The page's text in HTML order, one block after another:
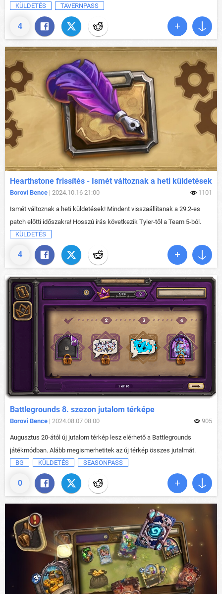
4
KÜLDETÉS TAVERNPASS
4
Hearthstone frissítés - Ismét változnak a heti küldetések
Borovi Bence | 2024.10.16 21:00 1101
Ismét változnak a heti küldetések! Mindent visszaállítanak a 29.2-es
patch előtti időszakra! Hosszú írás következik Tyler-től a Team 5-ból.
KÜLDETÉS
0
Battlegrounds 8. szezon jutalom térképe
Borovi Bence | 2024.08.07 08:00 905
Augusztus 20-ától új jutalom térkép lesz elérhető a Battlegrounds
játékmódban. Alább megismerhetitek az új térkép összes jutalmát.
BG
KÜLDETÉS SEASONPASS